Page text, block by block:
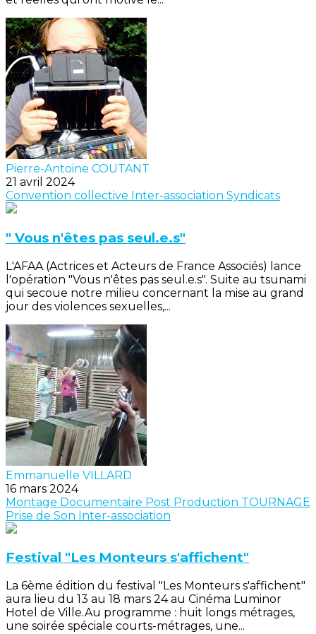
Pierre-Antoine COUTANT
21 avril 2024
Convention collective Inter-association Syndicats
" Vous n'êtes pas seul.e.s"
L'AFAA (Actrices et Acteurs de France Associés) lance
l'opération "Vous n'êtes pas seul.e.s". Suite au tsunami
qui secoue notre milieu concernant la mise au grand
jour des violences sexuelles,...
Emmanuelle VILLARD
16 mars 2024
Montage Documentaire Post Production TOURNAGE
Prise de Son Inter-association
Festival "Les Monteurs s'affichent"
La 6ème édition du festival "Les Monteurs s'affichent"
aura lieu du 13 au 18 mars 24 au Cinéma Luminor
Hotel de Ville.Au programme : huit longs métrages,
une soirée spéciale courts-métrages, une...